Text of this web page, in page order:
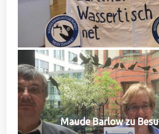
Maude Barlow zu